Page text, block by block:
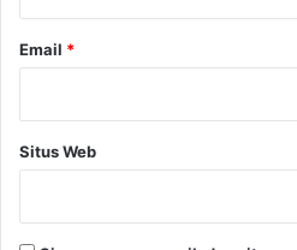
Email *
Situs Web